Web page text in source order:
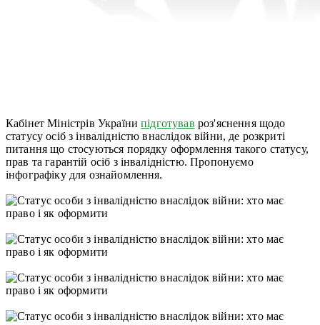
Кабінет Міністрів Українипідготував роз'яснення щодо
статусу осіб з інвалідністю внаслідок війни, де розкриті
питання що стосуються порядку оформлення такого статусу,
прав та гарантій осіб з інвалідністю. Пропонуємо
інфографіку для ознайомлення.